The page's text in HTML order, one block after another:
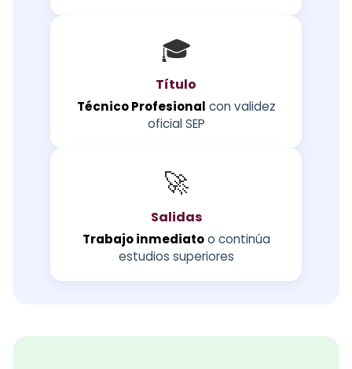
🎓
Título
Técnico Profesional con validez
oficial SEP
🚀
Salidas
Trabajo inmediatoo continúa
estudios superiores